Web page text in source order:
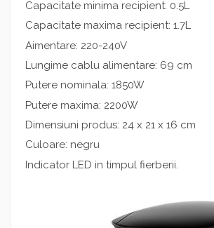
Capacitate minima recipient: 0.5L
Capacitate maxima recipient: 1.7L
Aimentare: 220-240V
Lungime cablu alimentare: 69 cm
Putere nominala: 1850W
Putere maxima: 2200W
Dimensiuni produs: 24 x 21 x 16 cm
Culoare: negru
Indicator LED in timpul fierberii.